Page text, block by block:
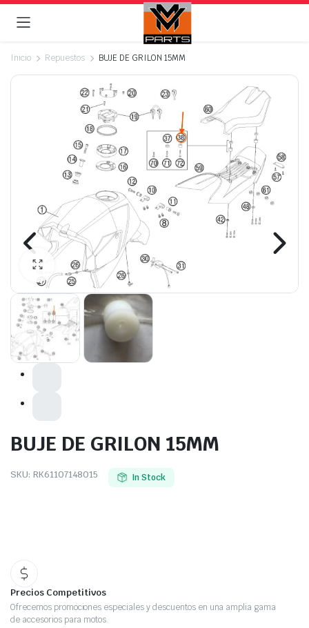
Inicio Repuestos BUJE DE GRILON 15MM
BUJE DE GRILON 15MM
SKU: RK61107148015 In Stock
Precios Competitivos
Ofrecemos promociones especiales y descuentos en una amplia gama
de accesorios para motos.